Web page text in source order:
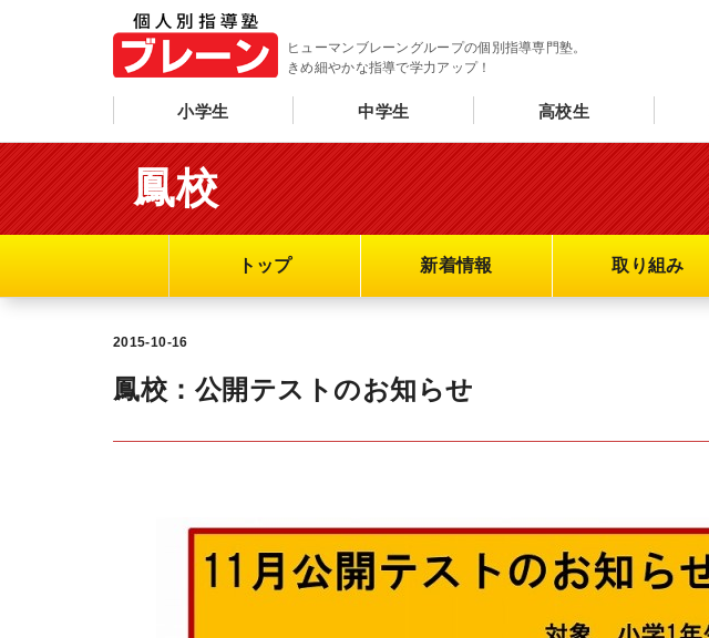
ヒューマンブレーングループの個別指導専門塾。
きめ細やかな指導で学力アップ！
小学生 中学生 高校生
鳳校
トップ 新着情報 取り組み
2015-10-16
鳳校：公開テストのお知らせ